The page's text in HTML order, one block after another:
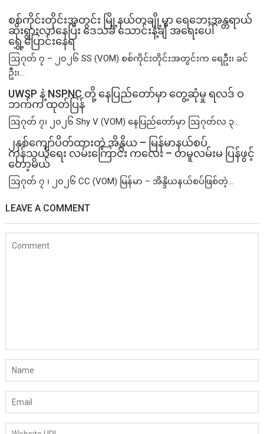
စစ်ကိုင်းတိုင်းအတွင်း မြို့နယ်တချို့မှာ ရေဘေးအန္တရာယ်
ဆိုးရွားလာနေပြီး ဒေသခံ သောင်းနဲ့ချီ အရေးပေါ်
ရွှေ့ပြောင်းနေရ
ဩဂုတ် ၇ – ၂၀၂၆ SS (VOM) စစ်ကိုင်းတိုင်းအတွင်းက ရေဦး၊ ခင်
ဦး၊...
UWSP နဲ့ NSPNC တို့ နေပြည်တော်မှာ တွေ့ဆုံမှု ရလဒ် ဝ
ဘက်က ထုတ်ပြန်
ဩဂုတ် ၇၊ ၂၀၂၆ Shy V (VOM) နေပြည်တော်မှာ ဩဂုတ်လ ၃...
၂နှစ်​ကျော်ပိတ်ထားတဲ့ အိန္ဒိယ – မြန်မာနယ်စပ်
ကုန်သွယ်ရေး လမ်းကြောင်း ကလေး – တမူလမ်းမ ပြန်ဖွင့်
တော့မယ်
ဩဂုတ် ၇ ၊ ၂၀၂၆ CC (VOM) မြန်မာ – အိန္ဒိယနယ်စပ်ဖြစ်တဲ့...
LEAVE A COMMENT